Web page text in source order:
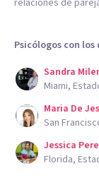
relaciones de
Psicólogos con
Sandra
Miami,
Maria De
San
Jessica
Florida,